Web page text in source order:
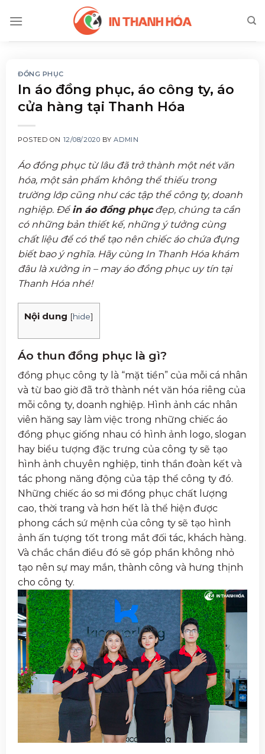
ĐỒNG PHỤC
In áo đồng phục, áo công ty, áo
cửa hàng tại Thanh Hóa
POSTED ON 12/08/2020 BYADMIN
Áo đồng phục từ lâu đã trở thành một nét văn
hóa, một sản phẩm không thể thiếu trong
trường lớp cũng như các tập thể công ty, doanh
nghiệp. Để in áo đồng phụcđẹp, chúng ta cần
có những bản thiết kế, những ý tưởng cùng
chất liệu để có thể tạo nên chiếc áo chứa đựng
biết bao ý nghĩa. Hãy cùng In Thanh Hóa khám
đâu là xưởng in – may áo đồng phục uy tín tại
Thanh Hóa nhé!
Nội dung [hide]
Áo thun đồng phục là gì?
đồng phục công ty là “mặt tiền” của mỗi cá nhân
và từ bao giờ đã trở thành nét văn hóa riêng của
mỗi công ty, doanh nghiệp. Hình ảnh các nhân
viên hăng say làm việc trong những chiếc áo
đồng phục giống nhau có hình ảnh logo, slogan
hay biểu tượng đặc trưng của công ty sẽ tạo
hình ảnh chuyên nghiệp, tinh thần đoàn kết và
tác phong năng động của tập thể công ty đó.
Những chiếc áo sơ mi đồng phục chất lượng
cao, thời trang và hơn hết là thể hiện được
phong cách sứ mệnh của công ty sẽ tạo hình
ảnh ấn tượng tốt trong mắt đối tác, khách hàng.
Và chắc chắn điều đó sẽ góp phần không nhỏ
tạo nên sự may mắn, thành công và hưng thịnh
cho công ty.